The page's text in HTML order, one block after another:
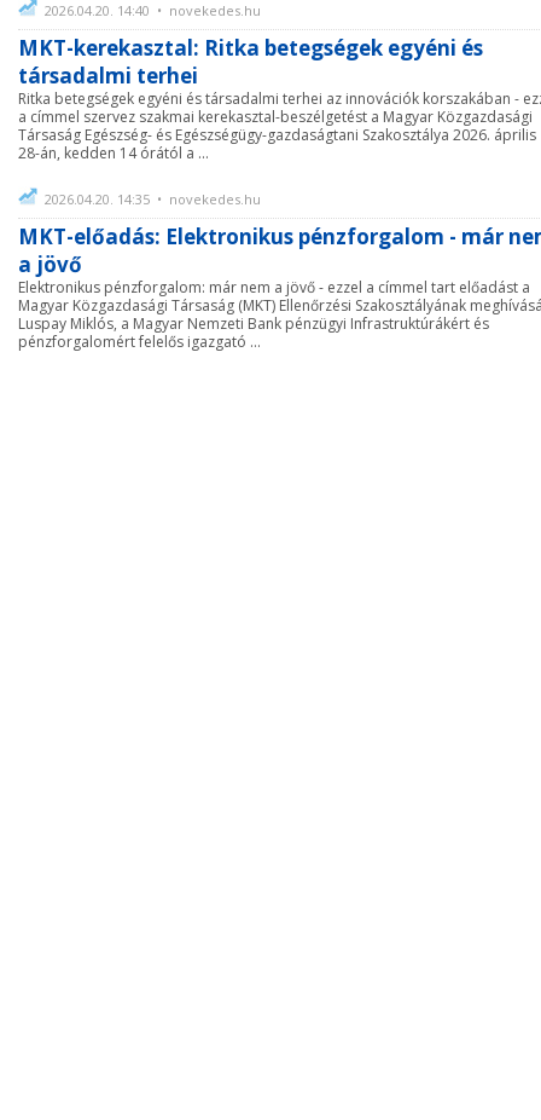
2026.04.20. 14:40 • novekedes.hu
MKT-kerekasztal: Ritka betegségek egyéni és
társadalmi terhei
Ritka betegségek egyéni és társadalmi terhei az innovációk korszakában -
a címmel szervez szakmai kerekasztal-beszélgetést a Magyar Közgazdasági
Társaság Egészség- és Egészségügy-gazdaságtani Szakosztálya 2026. április
28-án, kedden 14 órától a ...
2026.04.20. 14:35 • novekedes.hu
MKT-előadás: Elektronikus pénzforgalom - már
a jövő
Elektronikus pénzforgalom: már nem a jövő - ezzel a címmel tart előadást a
Magyar Közgazdasági Társaság (MKT) Ellenőrzési Szakosztályának
Luspay Miklós, a Magyar Nemzeti Bank pénzügyi Infrastruktúrákért és
pénzforgalomért felelős igazgató ...